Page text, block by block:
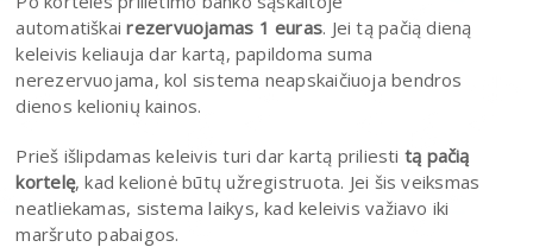
automatiškairezervuojamas 1 euras. Jei tą pačią dieną
keleivis keliauja dar kartą, papildoma suma
nerezervuojama, kol sistema neapskaičiuoja bendros
dienos kelionių kainos.
Prieš išlipdamas keleivis turi dar kartą priliesti tą pačią
kortelę, kad kelionė būtų užregistruota. Jei šis veiksmas
neatliekamas, sistema laikys, kad keleivis važiavo iki
maršruto pabaigos.